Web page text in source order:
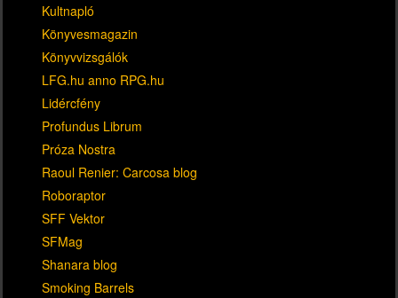
Kultnapló
Könyvesmagazin
Könyvvizsgálók
LFG.hu anno RPG.hu
Lidércfény
Profundus Librum
Próza Nostra
Raoul Renier: Carcosa blog
Roboraptor
SFF Vektor
SFMag
Shanara blog
Smoking Barrels